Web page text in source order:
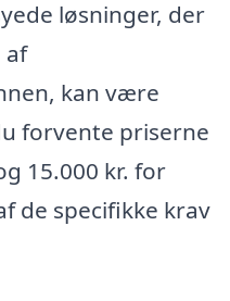
løsninger, der
af
kan være
forvente priserne
15.000 kr. for
de specifikke krav